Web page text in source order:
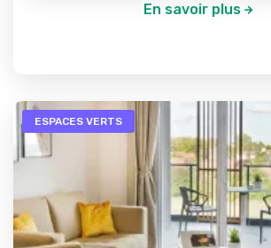
En savoir plus
ESPACES VERTS